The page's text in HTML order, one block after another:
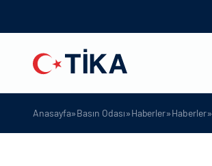
Anasayfa»Basın Odası»Haberler»Haberler»